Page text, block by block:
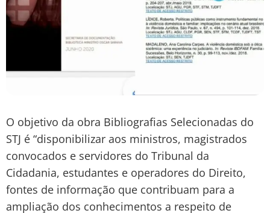
O objetivo da obra Bibliografias Selecionadas do
STJ é “disponibilizar aos ministros, magistrados
convocados e servidores do Tribunal da
Cidadania, estudantes e operadores do Direito,
fontes de informação que contribuam para a
ampliação dos conhecimentos a respeito de